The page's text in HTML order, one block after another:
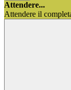
Attendere...
Attendere il